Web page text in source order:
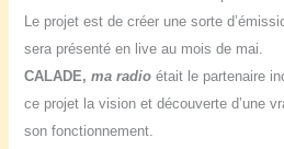
Le projet est de créer une sorte
sera présenté en live au mois de mai.
CALADE,ma radio était le partenaire
ce projet la vision et découverte d’une
son fonctionnement.